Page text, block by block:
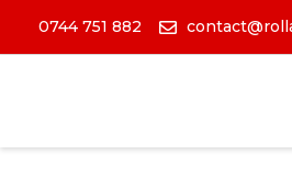
0744 751 882